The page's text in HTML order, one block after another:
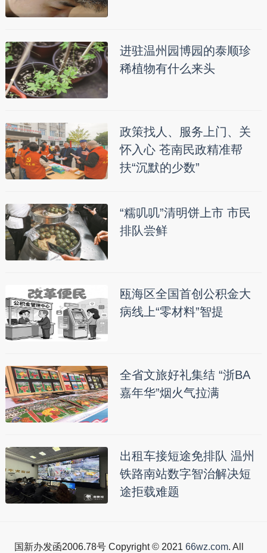
进驻温州园博园的泰顺珍
稀植物有什么来头
政策找人、服务上门、关
怀入心 苍南民政精准帮
扶“沉默的少数”
“糯叽叽”清明饼上市 市民
排队尝鲜
瓯海区全国首创公积金大
病线上“零材料”智提
全省文旅好礼集结 “浙BA
嘉年华”烟火气拉满
出租车接短途免排队 温州
铁路南站数字智治解决短
途拒载难题
国新办发函2006.78号 Copyright © 2021 66wz.com. All